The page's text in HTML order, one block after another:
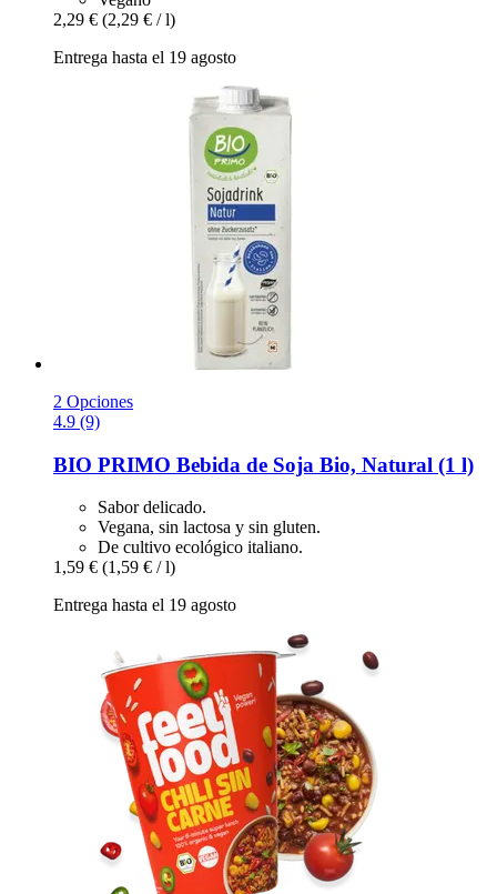
2,29 € (2,29 € / l)
Entrega hasta el 19 agosto
2 Opciones
4.9 (9)
BIO PRIMO Bebida de Soja Bio, Natural (1 l)
Sabor delicado.
Vegana, sin lactosa y sin gluten.
De cultivo ecológico italiano.
1,59 € (1,59 € / l)
Entrega hasta el 19 agosto